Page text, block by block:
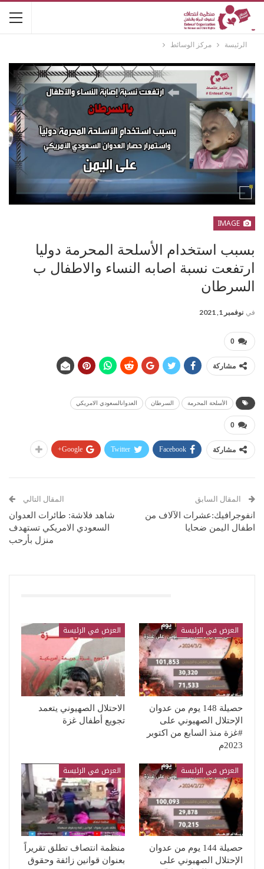
الرئيسة مركز الوسائط
بسبب استخدام الأسلحة المحرمة دوليا
ارتفعت نسبة اصابه النساء والاطفال ب
السرطان
في نوفمبر 1, 2021
0
مشاركة
الأسلحة المحرمة السرطان العدوانالسعودي الامريكي
0
مشاركة Facebook
Twitter
Google+
المقال السابق
انفوجرافيك:عشرات الآلاف من
اطفال اليمن ضحايا
المقال التالي
شاهد فلاشة: طائرات العدوان
السعودي الامريكي تستهدف
منزل بأرحب
العرض في الرئيسة
حصيلة 148 يوم من عدوان
الإحتلال الصهيوني على
#غزة منذ السابع من اكتوبر
2023م
العرض في الرئيسة
الاحتلال الصهيوني يتعمد
تجويع أطفال غزة
العرض في الرئيسة
حصيلة 144 يوم من عدوان
الإحتلال الصهيوني على
العرض في الرئيسة
منظمة انتصاف تطلق تقريراً
بعنوان قوانين زائفة وحقوق